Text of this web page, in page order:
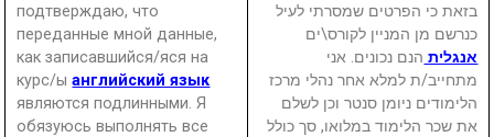
подтверждаю, что
переданные мной данные,
как записавшийся/яся на
курс/ыанглийский язык
являются подлинными. Я
обязуюсь выполнять все
בזאת כי הפרטים שמסרתי לעיל
כנרשם מן המניין לקורס\ים
אנגלית הנם נכונים. אני
מתחייב/ת למלא אחר נהלי מרכז
הלימודים ניומן סנטר וכן לשלם
את שכר הלימוד במלואו, סך כולל